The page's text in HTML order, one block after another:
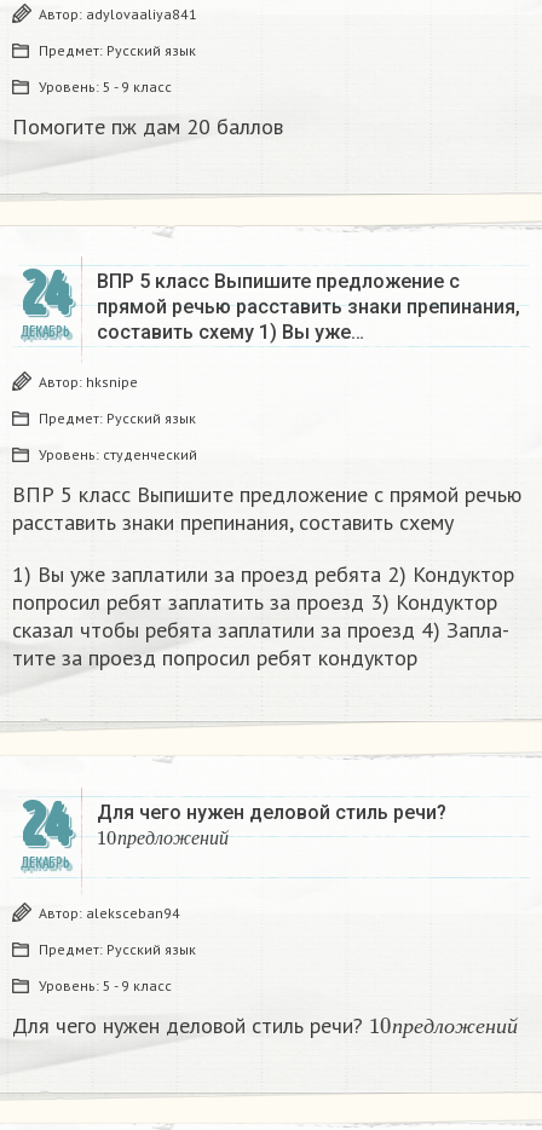
Автор: adylovaaliya841
Предмет: Русский язык
Уровень: 5 - 9 класс
Помогите пж дам 20 баллов ​
24
ДЕКАБРЬ
ВПР 5 класс Выпишите предложение с
прямой речью расставить знаки препинания,
составить схему 1) Вы уже…
Автор: hksnipe
Предмет: Русский язык
Уровень: студенческий
ВПР 5 класс Выпишите предложение с прямой речью
расставить знаки препинания, составить схему
1) Вы уже за­пла­ти­ли за про­езд ре­бя­та 2) Кон­дук­тор
по­про­сил ребят за­пла­тить за про­езд 3) Кон­дук­тор
ска­зал чтобы ре­бя­та за­пла­ти­ли за про­езд 4) За­пла­
ти­те за про­езд по­про­сил ребят кон­дук­тор​
24
ДЕКАБРЬ
Для чего нужен деловой стиль речи?
пр е дл о ж е н и й
10пр ед лож ений
Автор: aleksceban94
Предмет: Русский язык
Уровень: 5 - 9 класс
Для чего нужен деловой стиль речи? п р е дл о ж е н и й
10 д ий